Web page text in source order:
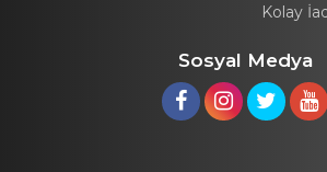
Kolay
Sosyal Medya